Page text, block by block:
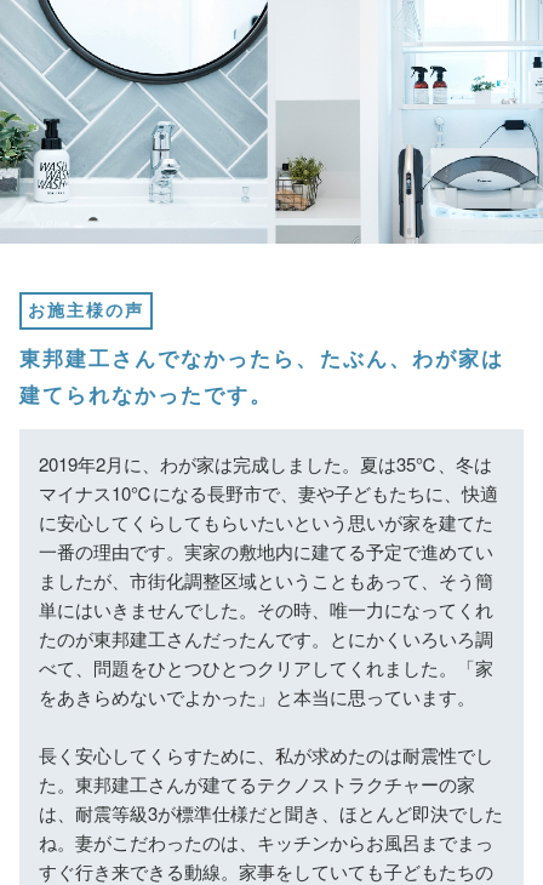
お施主様の声
東邦建工さんでなかったら、たぶん、わが家は
建てられなかったです。
2019年2月に、わが家は完成しました。夏は35℃、冬は
マイナス10℃になる長野市で、妻や子どもたちに、快適
に安心してくらしてもらいたいという思いが家を建てた
一番の理由です。実家の敷地内に建てる予定で進めてい
ましたが、市街化調整区域ということもあって、そう簡
単にはいきませんでした。その時、唯一力になってくれ
たのが東邦建工さんだったんです。とにかくいろいろ調
べて、問題をひとつひとつクリアしてくれました。「家
をあきらめないでよかった」と本当に思っています。
長く安心してくらすために、私が求めたのは耐震性でし
た。東邦建工さんが建てるテクノストラクチャーの家
は、耐震等級3が標準仕様だと聞き、ほとんど即決でした
ね。妻がこだわったのは、キッチンからお風呂までまっ
すぐ行き来できる動線。家事をしていても子どもたちの